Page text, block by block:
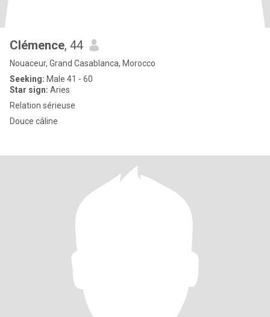
Clémence, 44
Nouaceur, Grand Casablanca, Morocco
Seeking: Male 41 - 60
Star sign: Aries
Relation sérieuse
Douce câline